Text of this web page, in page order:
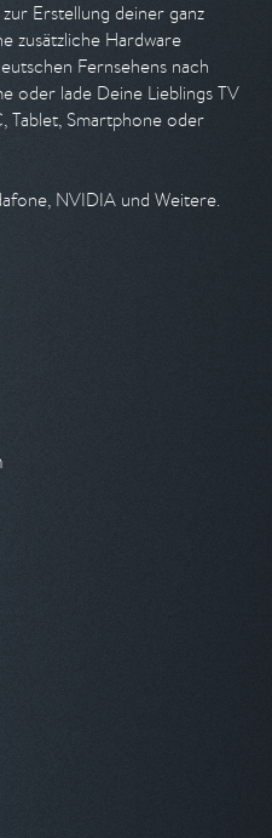
Erstellung deiner ganz
zusätzliche Hardware
Fernsehens nach
oder lade Deine Lieblings TV
Tablet, Smartphone oder
NVIDIA und Weitere.